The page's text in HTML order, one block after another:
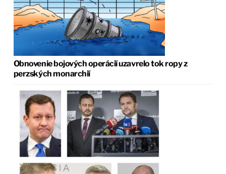
Obnovenie bojových operácií uzavrelo tok ropy z
perzských monarchií